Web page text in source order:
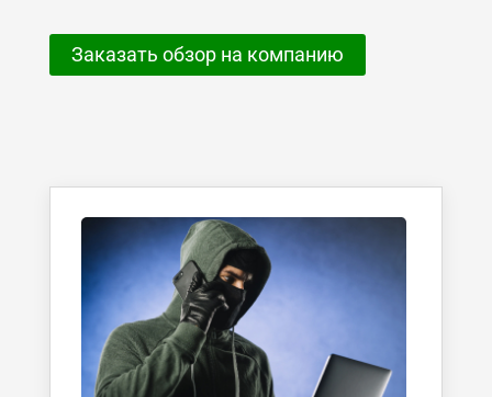
Заказать обзор на компанию